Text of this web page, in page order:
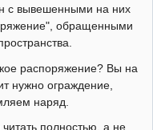
с вывешенными на них
обращенными
распоряжение? Вы на
нужно ограждение,
наряд.
полностью, а не